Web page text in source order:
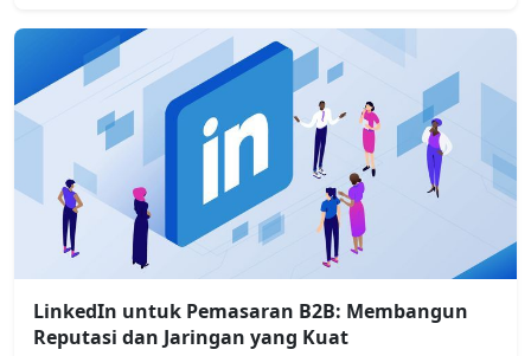
LinkedIn untuk Pemasaran B2B: Membangun
Reputasi dan Jaringan yang Kuat